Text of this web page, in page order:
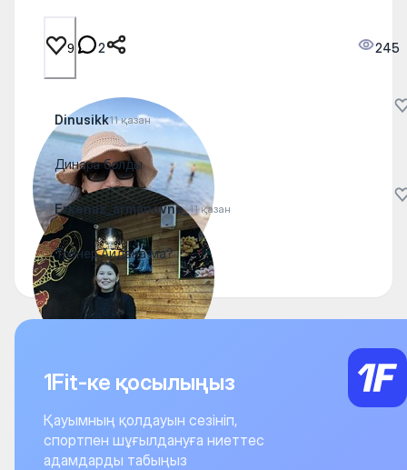
9 2 245
Dinusikk11 қазан
Динара болды
Erkenaz_armanovna_11 қазан
Тренер Айдана ма?
1Fit-ке қосылыңыз
Қауымның қолдауын сезініп,
спортпен шұғылдануға ниеттес
адамдарды табыңыз